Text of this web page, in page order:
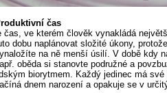
čas
čas, ve kterém člověk vynakládá
dobu naplánovat složité úkony,
na ně menší úsilí. V době kdy
oběda si stanovte podružné a
biorytmem. Každý jedinec má
dnem narození a opakuje se v